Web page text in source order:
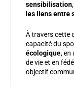
sensibilisation
les liens entre
À travers cette
capacité du
écologique, en
de vie et en
objectif